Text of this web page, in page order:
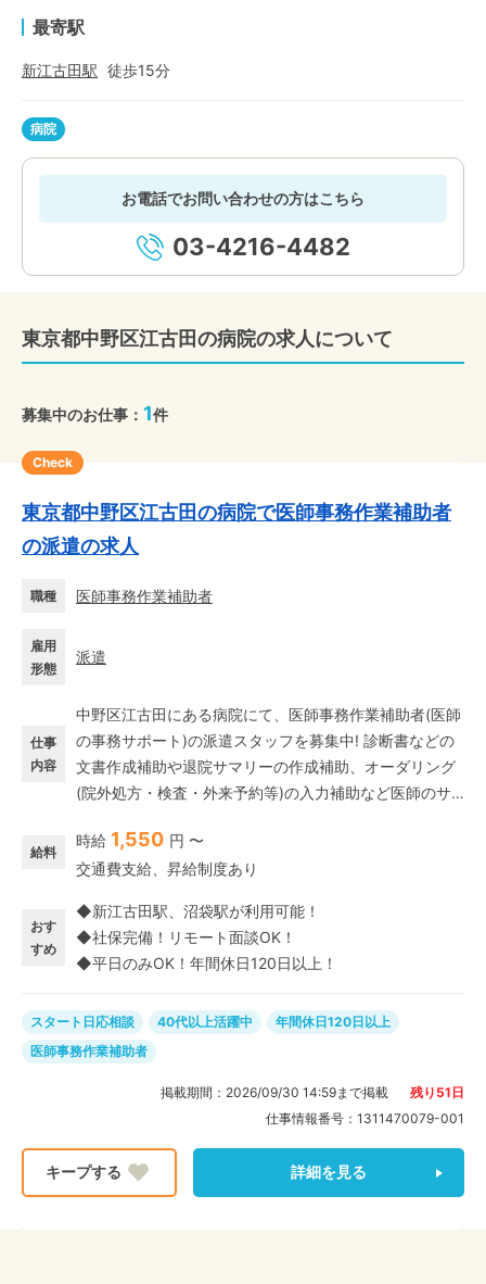
最寄駅
新江古田駅 徒歩15分
病院
お電話でお問い合わせの方はこちら
03-4216-4482
東京都中野区江古田の病院の求人について
募集中のお仕事： 1件
Check
東京都中野区江古田の病院で医師事務作業補助者
の派遣の求人
職種 医師事務作業補助者
雇用
形態
派遣
仕事
内容
中野区江古田にある病院にて、医師事務作業補助者(医師
の事務サポート)の派遣スタッフを募集中! 診断書などの
文書作成補助や退院サマリーの作成補助、オーダリング
(院外処方・検査・外来予約等)の入力補助など医師のサ
OK◎ 医師事務としての経験がなくても、病院やクリニ
ックでの医療事務経験が少しでもあればチャレンジして
歓迎♪
給料
時給 1,550 円 〜
交通費支給、昇給制度あり
おす
すめ
◆新江古田駅、沼袋駅が利用可能！
◆社保完備！リモート面談OK！
◆平日のみOK！年間休日120日以上！
スタート日応相談 40代以上活躍中
年間休日120日以上
医師事務作業補助者
掲載期間： 2026/09/30 14:59まで掲載 残り 51 日
仕事情報番号： 1311470079-001
詳細を見る